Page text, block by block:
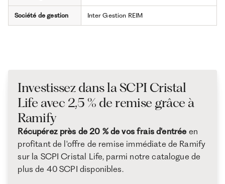
Société de gestion Inter Gestion REIM
Investissez dans la SCPI Cristal
Life avec 2,5 % de remise grâce à
Ramify
Récupérez près de 20 % de vos frais d'entrée en
profitant de l'offre de remise immédiate de Ramify
sur la SCPI Cristal Life, parmi notre catalogue de
plus de 40 SCPI disponibles.